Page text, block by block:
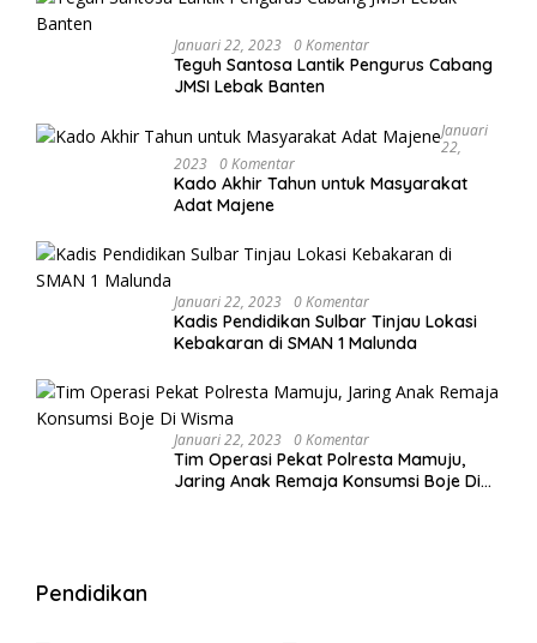
Januari 22, 2023 0 Komentar
Teguh Santosa Lantik Pengurus Cabang
JMSI Lebak Banten
Januari
22,
2023 0 Komentar
Kado Akhir Tahun untuk Masyarakat
Adat Majene
Januari 22, 2023 0 Komentar
Kadis Pendidikan Sulbar Tinjau Lokasi
Kebakaran di SMAN 1 Malunda
Januari 22, 2023 0 Komentar
Tim Operasi Pekat Polresta Mamuju,
Jaring Anak Remaja Konsumsi Boje Di
Pendidikan